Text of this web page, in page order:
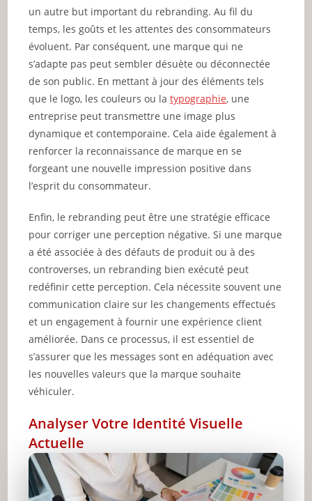
un autre but important du rebranding. Au fil du
temps, les goûts et les attentes des consommateurs
évoluent. Par conséquent, une marque qui ne
s’adapte pas peut sembler désuète ou déconnectée
de son public. En mettant à jour des éléments tels
que le logo, les couleurs ou latypographie, une
entreprise peut transmettre une image plus
dynamique et contemporaine. Cela aide également à
renforcer la reconnaissance de marque en se
forgeant une nouvelle impression positive dans
l’esprit du consommateur.
Enfin, le rebranding peut être une stratégie efficace
pour corriger une perception négative. Si une marque
a été associée à des défauts de produit ou à des
controverses, un rebranding bien exécuté peut
redéfinir cette perception. Cela nécessite souvent une
communication claire sur les changements effectués
et un engagement à fournir une expérience client
améliorée. Dans ce processus, il est essentiel de
s’assurer que les messages sont en adéquation avec
les nouvelles valeurs que la marque souhaite
véhiculer.
Analyser Votre Identité Visuelle
Actuelle